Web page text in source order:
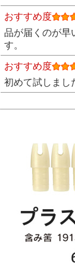
おすすめ度
品が届くのが早
す。
おすすめ度
初めて試しまし